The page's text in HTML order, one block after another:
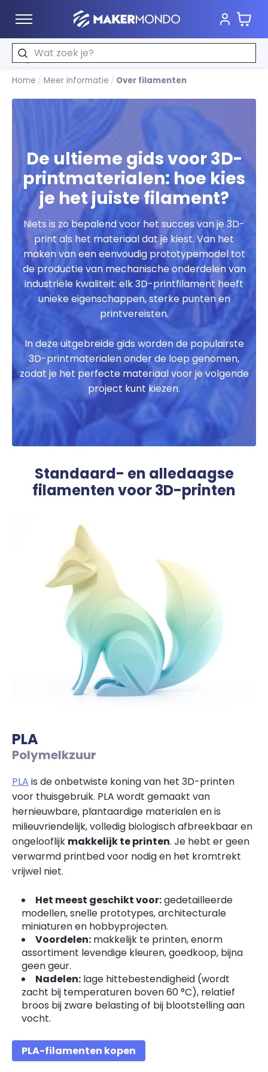
MakerMondo
Zoeken
Home / Meer informatie / Over filamenten
De ultieme gids voor 3D-
printmaterialen: hoe kies
je het juiste filament?
Niets is zo bepalend voor het succes van je 3D-
print als het materiaal dat je kiest. Van het
maken van een eenvoudig prototypemodel tot
de productie van mechanische onderdelen van
industriële kwaliteit: elk 3D-printfilament heeft
unieke eigenschappen, sterke punten en
printvereisten.
In deze uitgebreide gids worden de populairste
3D-printmaterialen onder de loep genomen,
zodat je het perfecte materiaal voor je volgende
project kunt kiezen.
Standaard- en alledaagse
filamenten voor 3D-printen
PLA
Polymelkzuur
PLA is de onbetwiste koning van het 3D-printen
voor thuisgebruik. PLA wordt gemaakt van
hernieuwbare, plantaardige materialen en is
milieuvriendelijk, volledig biologisch afbreekbaar en
ongelooflijk makkelijk te printen. Je hebt er geen
verwarmd printbed voor nodig en het kromtrekt
vrijwel niet.
Het meest geschikt voor:gedetailleerde
modellen, snelle prototypes, architecturale
miniaturen en hobbyprojecten.
Voordelen: makkelijk te printen, enorm
assortiment levendige kleuren, goedkoop, bijna
geen geur.
Nadelen: lage hittebestendigheid (wordt
zacht bij temperaturen boven 60 °C), relatief
broos bij zware belasting of bij blootstelling aan
vocht.
PLA-filamenten kopen